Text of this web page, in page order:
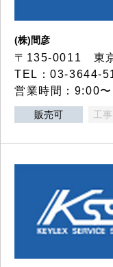
(株)間彦
〒135-0011 東
TEL：03-3644-
営業時間：9:00
販売可 工